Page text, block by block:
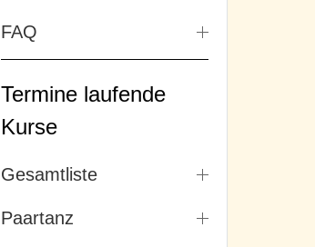
FAQ
Termine laufende
Kurse
Gesamtliste
Paartanz